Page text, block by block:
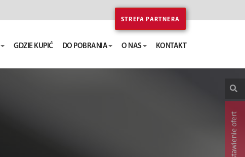
STREFA PARTNERA
GDZIE KUPIĆ DO POBRANIA O NAS KONTAKT
Zestawienie ofert